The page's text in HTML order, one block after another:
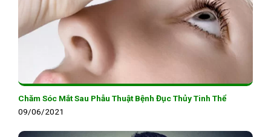
Chăm Sóc Mắt Sau Phẫu Thuật Bệnh Đục Thủy Tinh Thể
09/06/2021